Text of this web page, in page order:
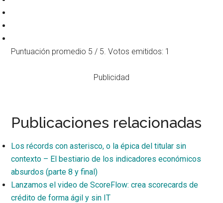
Puntuación promedio 5 / 5. Votos emitidos: 1
Publicidad
Publicaciones relacionadas
Los récords con asterisco, o la épica del titular sin
contexto – El bestiario de los indicadores económicos
absurdos (parte 8 y final)
Lanzamos el video de ScoreFlow: crea scorecards de
crédito de forma ágil y sin IT